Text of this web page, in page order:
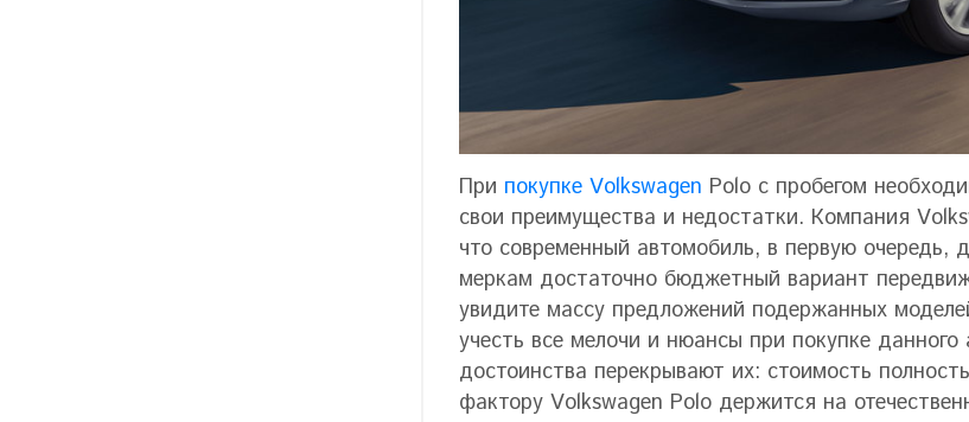
При покупке Volkswagen Polo с пробегом
свои преимущества и недостатки. Компания
что современный автомобиль, в первую
меркам достаточно бюджетный вариант
увидите массу предложений подержанных
учесть все мелочи и нюансы при покупке
достоинства перекрывают их: стоимость
фактору Volkswagen Polo держится на